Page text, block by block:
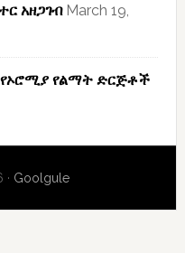
አዘጋገብ March 19,
የልማት ድርጅቶች
Goolgule